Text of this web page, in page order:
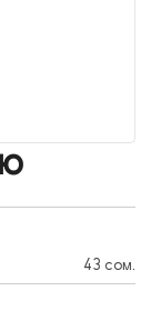
43 сом.